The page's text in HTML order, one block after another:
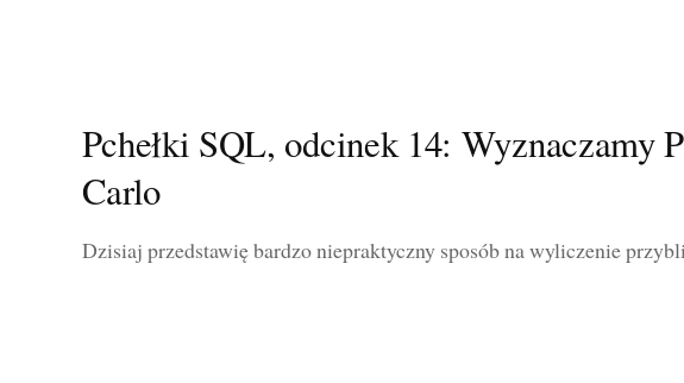
Pchełki SQL, odcinek 14: Wyznaczamy
Carlo
Dzisiaj przedstawię bardzo niepraktyczny sposób na wyliczenie